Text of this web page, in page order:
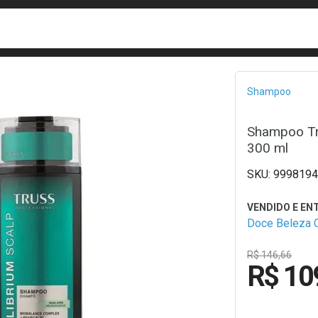
Shampoo
Shampoo
300 ml
Doce Beleza
R$ 146,66
R$